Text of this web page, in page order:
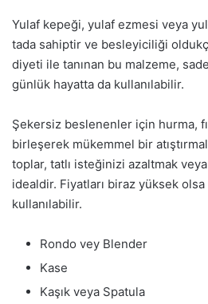
Yulaf kepeği, yulaf ezmesi veya
tada sahiptir ve besleyiciliği
diyeti ile tanınan bu malzeme,
günlük hayatta da kullanılabilir.
Şekersiz beslenenler için hurma,
birleşerek mükemmel bir
toplar, tatlı isteğinizi azaltmak
idealdir. Fiyatları biraz yüksek
kullanılabilir.
Rondo vey Blender
Kase
Kaşık veya Spatula